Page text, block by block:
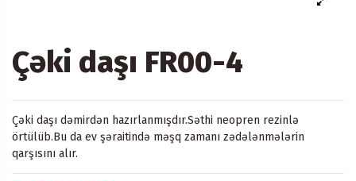
Çəki daşı FR00-4
Çəki daşı dəmirdən hazırlanmışdır.Səthi neopren rezinlə
örtülüb.Bu da ev şəraitində məşq zamanı zədələnmələrin
qarşısını alır.